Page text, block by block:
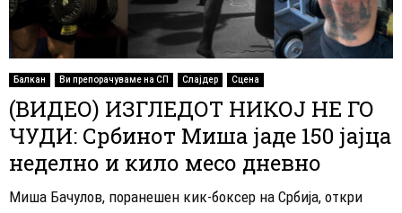
Балкан Ви препорачуваме на СП Слајдер Сцена
(ВИДЕО) ИЗГЛЕДОТ НИКОЈ НЕ ГО
ЧУДИ: Србинот Миша јаде 150 јајца
неделно и кило месо дневно
Миша Бачулов, поранешен кик-боксер на Србија, откри